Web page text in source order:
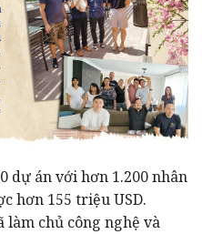
dự án với hơn 1.200 nhân
hơn 155 triệu USD.
chủ công nghệ và